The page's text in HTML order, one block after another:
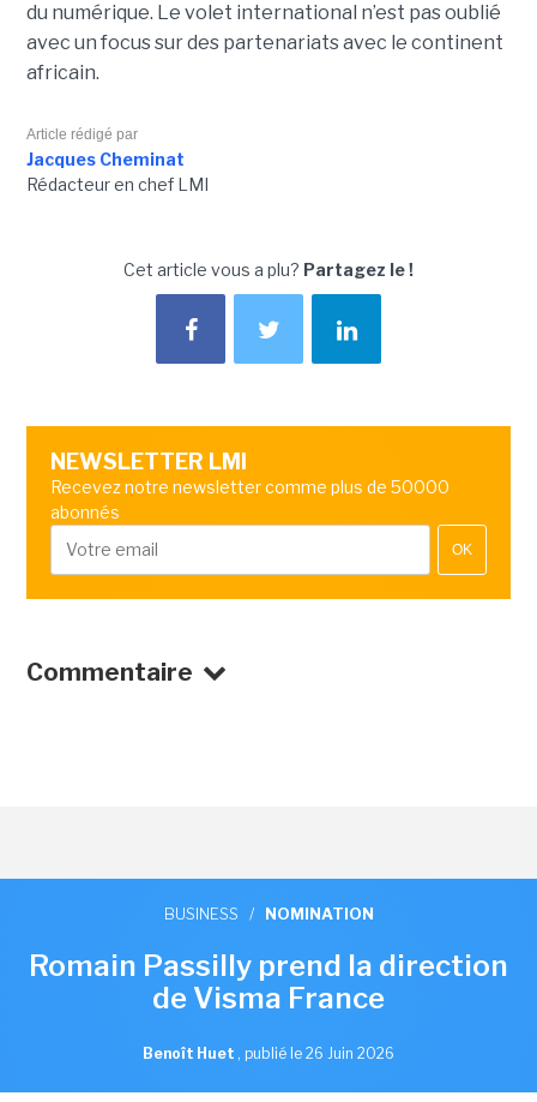
du numérique. Le volet international n’est pas oublié
avec un focus sur des partenariats avec le continent
africain.
Article rédigé par
Jacques Cheminat
Rédacteur en chef LMI
Cet article vous a plu? Partagez le !
NEWSLETTER LMI
Recevez notre newsletter comme plus de 50000
abonnés
OK
Commentaire
BUSINESS / NOMINATION
Romain Passilly prend la direction
de Visma France
Benoît Huet , publié le 26 Juin 2026